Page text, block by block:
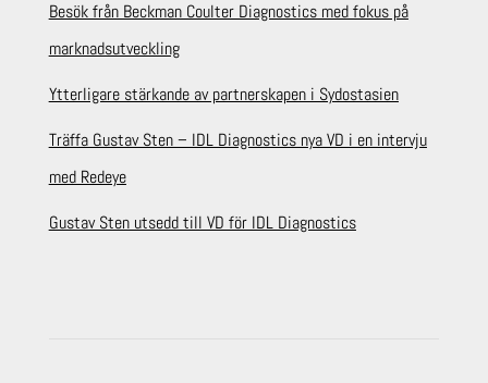
Besök från Beckman Coulter Diagnostics med fokus på
marknadsutveckling
Ytterligare stärkande av partnerskapen i Sydostasien
Träffa Gustav Sten – IDL Diagnostics nya VD i en intervju
med Redeye
Gustav Sten utsedd till VD för IDL Diagnostics